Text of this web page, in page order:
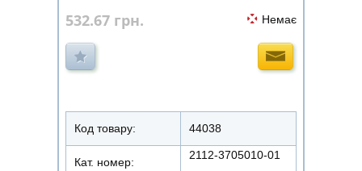
532.67 грн. Немає
Код товару: 44038
Кат. номер:
2112-3705010-01